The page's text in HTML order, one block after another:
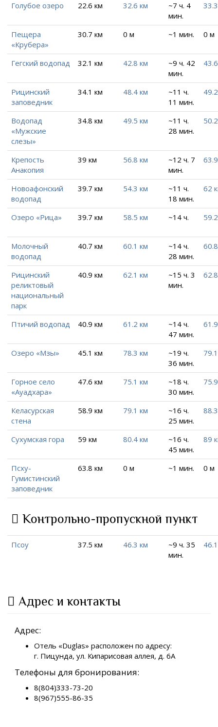
Голубое озеро 22.6 км 32.6 км
~7 ч. 4
мин.
Пещера
«Крубера»
30.7 км 0 м ~1 мин. 0 м
Гегский водопад 32.1 км 42.8 км
~9 ч. 42
мин.
Рицинский
заповедник
34.1 км 48.4 км
~11 ч.
11 мин.
Водопад
«Мужские
слезы»
34.8 км 49.5 км
~11 ч.
28 мин.
Крепость
Анакопия
39 км 56.8 км
~12 ч. 7
мин.
Новоафонский
водопад
39.7 км 54.3 км
~11 ч.
18 мин.
62
Озеро «Рица» 39.7 км 58.5 км ~14 ч.
Молочный
водопад
40.7 км 60.1 км
~14 ч.
28 мин.
Рицинский
реликтовый
национальный
парк
40.9 км 62.1 км
~15 ч. 3
мин.
Птичий водопад 40.9 км 61.2 км
~14 ч.
47 мин.
Озеро «Мзы» 45.1 км 78.3 км
~19 ч.
36 мин.
Горное село
«Ауадхара»
47.6 км 75.1 км
~18 ч.
30 мин.
Келасурская
стена
58.9 км 79.1 км
~16 ч.
25 мин.
Сухумская гора 59 км 80.4 км
~16 ч.
45 мин.
89
Псху-
Гумистинский
заповедник
63.8 км 0 м ~1 мин. 0 м
Контрольно-пропускной пункт
Псоу 37.5 км 46.3 км
~9 ч. 35
мин.
Адрес и контакты
Адрес:
Отель «Duglas» расположен по адресу:
г. Пицунда, ул. Кипарисовая аллея, д. 6А
Телефоны для бронирования:
8(804)333-73-20
8(967)555-86-35